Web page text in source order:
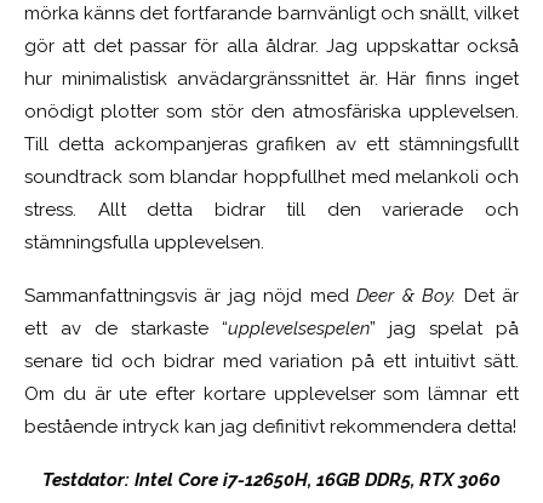
mörka känns det fortfarande barnvänligt och snällt, vilket
gör att det passar för alla åldrar. Jag uppskattar också
hur minimalistisk anvädargränssnittet är. Här finns inget
onödigt plotter som stör den atmosfäriska upplevelsen.
Till detta ackompanjeras grafiken av ett stämningsfullt
soundtrack som blandar hoppfullhet med melankoli och
stress. Allt detta bidrar till den varierade och
stämningsfulla upplevelsen.
Sammanfattningsvis är jag nöjd medDeer & Boy. Det är
ett av de starkaste “upplevelsespelen” jag spelat på
senare tid och bidrar med variation på ett intuitivt sätt.
Om du är ute efter kortare upplevelser som lämnar ett
bestående intryck kan jag definitivt rekommendera detta!
Testdator: Intel Core i7-12650H, 16GB DDR5, RTX 3060